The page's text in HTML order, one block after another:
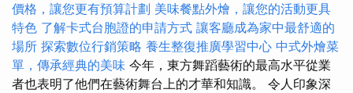
價格，讓您更有預算計劃 美味餐點外燴，讓您的活動更具
特色 了解卡式台胞證的申請方式 讓客廳成為家中最舒適的
場所 探索數位行銷策略 養生整復推廣學習中心 中式外燴菜
單，傳承經典的美味 今年，東方舞蹈藝術的最高水平從業
者也表明了他們在藝術舞台上的才華和知識。 令人印象深